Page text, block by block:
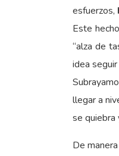
esfuerzos,
Este
“alza de
idea
llegar a
se
De